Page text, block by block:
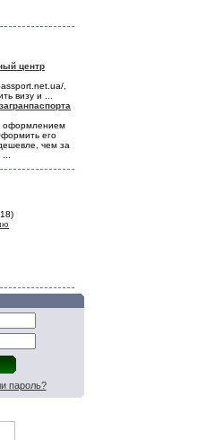
центр
,
визу и ...
оформлением
его
чем за
пароль?